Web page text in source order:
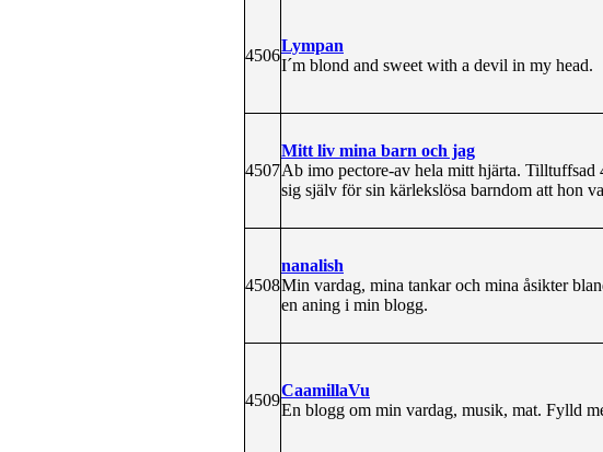
4506
Lympan
I´m blond and sweet with a devil in my head.
4507
Mitt liv mina barn och jag
Ab imo pectore-av hela mitt hjärta. Tilltuffsad
sig själv för sin kärlekslösa barndom att hon
4508
nanalish
Min vardag, mina tankar och mina åsikter
en aning i min blogg.
4509
CaamillaVu
En blogg om min vardag, musik, mat. Fylld